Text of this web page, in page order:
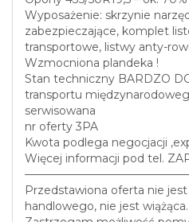
Wyposażenie: skrzynie
zabezpieczające, komplet
transportowe, listwy anty-
Wzmocniona plandeka !
Stan techniczny BARDZO
transportu
serwisowana
nr oferty 3PA
Kwota podlega negocjacji
Więcej informacji pod tel.
Przedstawiona oferta nie
handlowego, nie jest wiążąca.